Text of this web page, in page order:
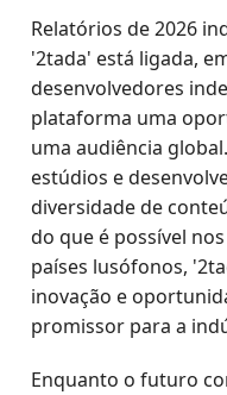
Relatórios de 2026
'2tada' está ligada,
desenvolvedores
plataforma uma
uma audiência
estúdios e
diversidade de
do que é possível
países lusófonos,
inovação e
promissor para a
Enquanto o futuro